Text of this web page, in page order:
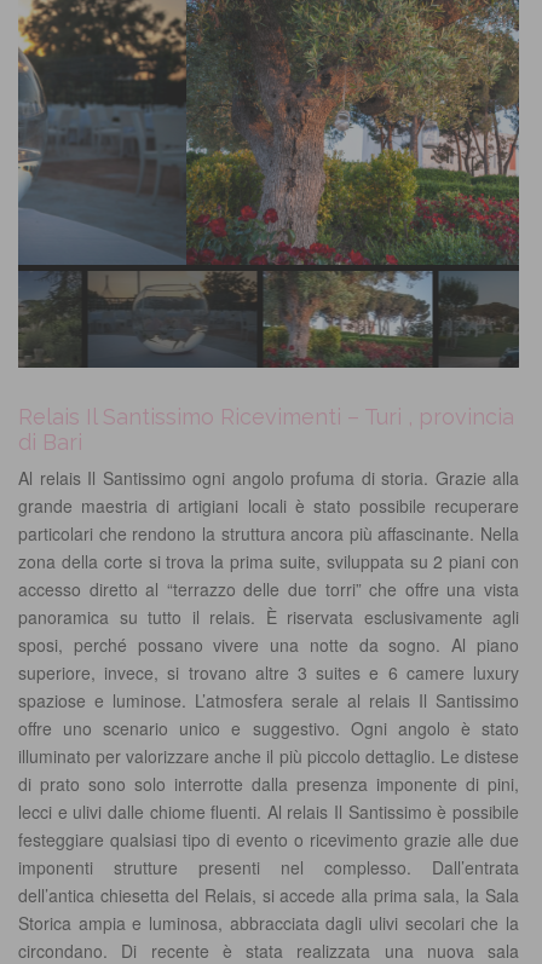
Relais Il Santissimo Ricevimenti – Turi , provincia
di Bari
Al relais Il Santissimo ogni angolo profuma di storia. Grazie alla
grande maestria di artigiani locali è stato possibile recuperare
particolari che rendono la struttura ancora più affascinante. Nella
zona della corte si trova la prima suite, sviluppata su 2 piani con
accesso diretto al “terrazzo delle due torri” che offre una vista
panoramica su tutto il relais. È riservata esclusivamente agli
sposi, perché possano vivere una notte da sogno. Al piano
superiore, invece, si trovano altre 3 suites e 6 camere luxury
spaziose e luminose. L’atmosfera serale al relais Il Santissimo
offre uno scenario unico e suggestivo. Ogni angolo è stato
illuminato per valorizzare anche il più piccolo dettaglio. Le distese
di prato sono solo interrotte dalla presenza imponente di pini,
lecci e ulivi dalle chiome fluenti. Al relais Il Santissimo è possibile
festeggiare qualsiasi tipo di evento o ricevimento grazie alle due
imponenti strutture presenti nel complesso. Dall’entrata
dell’antica chiesetta del Relais, si accede alla prima sala, la Sala
Storica ampia e luminosa, abbracciata dagli ulivi secolari che la
circondano. Di recente è stata realizzata una nuova sala